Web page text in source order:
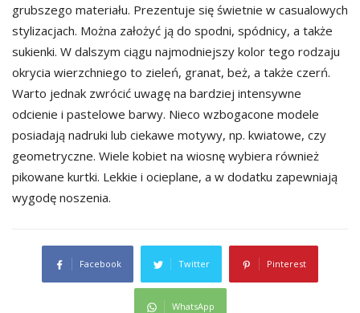
grubszego materiału. Prezentuje się świetnie w casualowych
stylizacjach. Można założyć ją do spodni, spódnicy, a także
sukienki. W dalszym ciągu najmodniejszy kolor tego rodzaju
okrycia wierzchniego to zieleń, granat, beż, a także czerń.
Warto jednak zwrócić uwagę na bardziej intensywne
odcienie i pastelowe barwy. Nieco wzbogacone modele
posiadają nadruki lub ciekawe motywy, np. kwiatowe, czy
geometryczne. Wiele kobiet na wiosnę wybiera również
pikowane kurtki. Lekkie i ocieplane, a w dodatku zapewniają
wygodę noszenia.
Facebook Twitter Pinterest
WhatsApp